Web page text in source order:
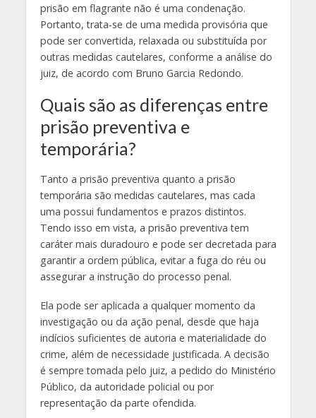
prisão em flagrante não é uma condenação.
Portanto, trata-se de uma medida provisória que
pode ser convertida, relaxada ou substituída por
outras medidas cautelares, conforme a análise do
juiz, de acordo com Bruno Garcia Redondo.
Quais são as diferenças entre
prisão preventiva e
temporária?
Tanto a prisão preventiva quanto a prisão
temporária são medidas cautelares, mas cada
uma possui fundamentos e prazos distintos.
Tendo isso em vista, a prisão preventiva tem
caráter mais duradouro e pode ser decretada para
garantir a ordem pública, evitar a fuga do réu ou
assegurar a instrução do processo penal.
Ela pode ser aplicada a qualquer momento da
investigação ou da ação penal, desde que haja
indícios suficientes de autoria e materialidade do
crime, além de necessidade justificada. A decisão
é sempre tomada pelo juiz, a pedido do Ministério
Público, da autoridade policial ou por
representação da parte ofendida.